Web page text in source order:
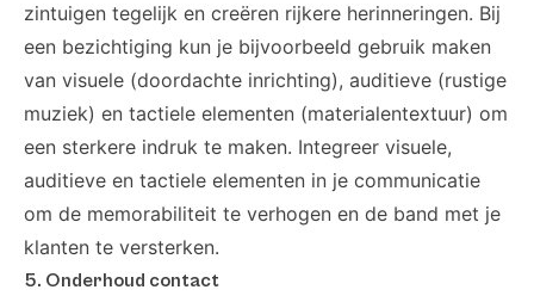
zintuigen tegelijk en creëren rijkere herinneringen. Bij
een bezichtiging kun je bijvoorbeeld gebruik maken
van visuele (doordachte inrichting), auditieve (rustige
muziek) en tactiele elementen (materialentextuur) om
een sterkere indruk te maken. Integreer visuele,
auditieve en tactiele elementen in je communicatie
om de memorabiliteit te verhogen en de band met je
klanten te versterken.
5. Onderhoud contact